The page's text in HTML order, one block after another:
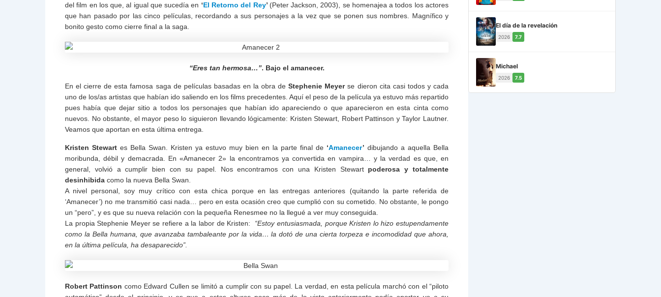
del film en los que, al igual que sucedía en ‘El Retorno del Rey’ (Peter Jackson, 2003), se homenajea a todos los actores
que han pasado por las cinco películas, recordando a sus personajes a la vez que se ponen sus nombres. Magnífico y
bonito gesto como cierre final a la saga.
“Eres tan hermosa…”. Bajo el amanecer.
En el cierre de esta famosa saga de películas basadas en la obra deStephenie Meyerse dieron cita casi todos y cada
uno de los/as artistas que habían ido saliendo en los films precedentes. Aquí el peso de la película ya estuvo más repartido
pues había que dejar sitio a todos los personajes que habían ido apareciendo o que aparecieron en esta cinta como
nuevos. No obstante, el mayor peso lo siguieron llevando lógicamente: Kristen Stewart, Robert Pattinson y Taylor Lautner.
Veamos que aportan en esta última entrega.
Kristen Stewart es Bella Swan. Kristen ya estuvo muy bien en la parte final de ‘Amanecer’ dibujando a aquella Bella
moribunda, débil y demacrada. En «Amanecer 2» la encontramos ya convertida en vampira… y la verdad es que, en
general, volvió a cumplir bien con su papel. Nos encontramos con una Kristen Stewart poderosa y totalmente
desinhibida como la nueva Bella Swan.
A nivel personal, soy muy crítico con esta chica porque en las entregas anteriores (quitando la parte referida de
‘Amanecer’) no me transmitió casi nada… pero en esta ocasión creo que cumplió con su cometido. No obstante, le pongo
un “pero”, y es que su nueva relación con la pequeña Renesmee no la llegué a ver muy conseguida.
La propia Stephenie Meyer se refiere a la labor de Kristen:
“Estoy entusiasmada, porque Kristen lo hizo estupendamente
como la Bella humana, que avanzaba tambaleante por la vida… la dotó de una cierta torpeza e incomodidad que ahora,
en la última película, ha desaparecido”.
Robert Pattinson como Edward Cullen se limitó a cumplir con su papel. La verdad, en esta película marchó con el “piloto
El día de la revelación
2026 7.7
Michael
2026 7.5